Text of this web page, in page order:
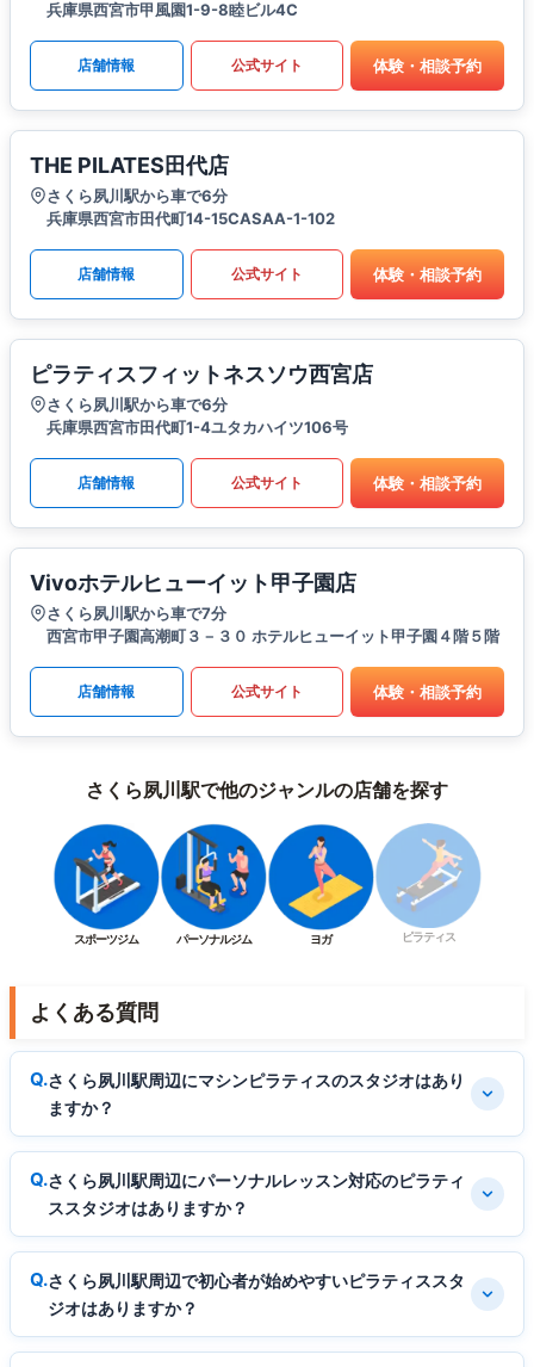
兵庫県西宮市甲風園1-9-8睦ビル4C
店舗情報 公式サイト 体験・相談予約
THE PILATES田代店
さくら夙川駅から車で6分
兵庫県西宮市田代町14-15CASAA-1-102
店舗情報 公式サイト 体験・相談予約
ピラティスフィットネスソウ西宮店
さくら夙川駅から車で6分
兵庫県西宮市田代町1-4ユタカハイツ106号
店舗情報 公式サイト 体験・相談予約
Vivoホテルヒューイット甲子園店
さくら夙川駅から車で7分
西宮市甲子園高潮町３－３０ ホテルヒューイット甲子園４階５階
店舗情報 公式サイト 体験・相談予約
さくら夙川駅で他のジャンルの店舗を探す
スポーツジム パーソナルジム ヨガ ピラティス
よくある質問
さくら夙川駅周辺にマシンピラティスのスタジオはあり
ますか？
さくら夙川駅周辺にパーソナルレッスン対応のピラティ
ススタジオはありますか？
さくら夙川駅周辺で初心者が始めやすいピラティススタ
ジオはありますか？